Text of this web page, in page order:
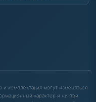
комплектация могут изменяться
характер и ни при